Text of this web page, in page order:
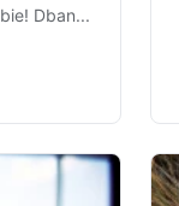
Dban...